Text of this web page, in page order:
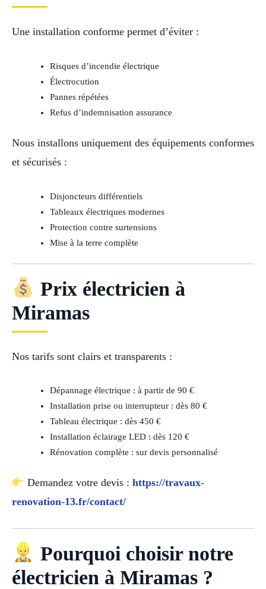
Une installation conforme permet d’éviter :
Risques d’incendie électrique
Électrocution
Pannes répétées
Refus d’indemnisation assurance
Nous installons uniquement des équipements conformes
et sécurisés :
Disjoncteurs différentiels
Tableaux électriques modernes
Protection contre surtensions
Mise à la terre complète
Prix électricien à
Miramas
Nos tarifs sont clairs et transparents :
Dépannage électrique : à partir de 90 €
Installation prise ou interrupteur : dès 80 €
Tableau électrique : dès 450 €
Installation éclairage LED : dès 120 €
Rénovation complète : sur devis personnalisé
Demandez votre devis : https://travaux-
renovation-13.fr/contact/
Pourquoi choisir notre
électricien à Miramas ?